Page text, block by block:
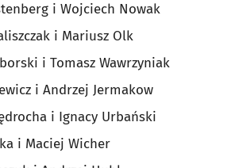
i Wojciech Nowak
i Mariusz Olk
i Tomasz Wawrzyniak
i Andrzej Jermakow
i Ignacy Urbański
i Maciej Wicher